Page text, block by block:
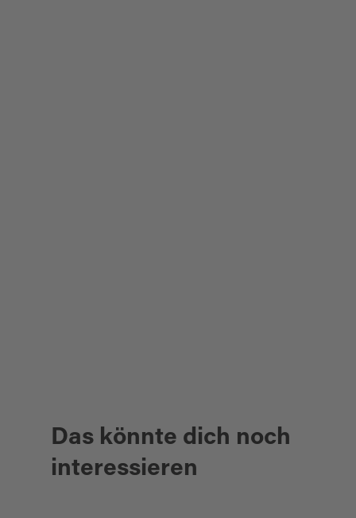
Das könnte dich noch
interessieren